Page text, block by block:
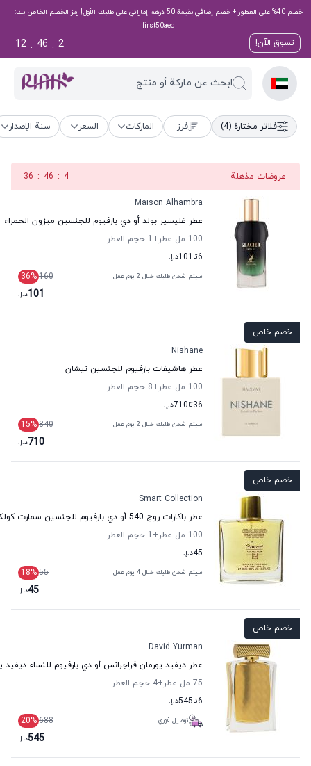
خصم 40% على العطور + خصم إضافي بقيمة 50 درهم إماراتي على طلبك الأول! رمز الخصم الخاص بك:
first50aed
تسوق الآن! 1
:
46
:
12
ابحث عن ماركة أو منتج
فلاتر مختارة (4) فرز الماركات السعر سنة الإصدار
عروضات مذهلة 3
:
46
:
36
Maison Alhambra
عطر غليسير بولد أو دي بارفيوم للجنسين ميزون الحمراء
100 مل عطر
+1
حجم العطر
6تا 101د.إ.
سيتم شحن طلبك خلال 2 يوم عمل 160
36%
101د.إ.
خصم خاص
Nishane
عطر هاشيفات بارفيوم للجنسين نيشان
100 مل عطر
+8
حجم العطر
36تا710د.إ.
سيتم شحن طلبك خلال 2 يوم عمل 840
15%
710د.إ.
خصم خاص
Smart Collection
عطر باكارات روج 540 أو دي بارفيوم للجنسين سمارت كولكشن
100 مل عطر
+1
حجم العطر
45د.إ.
سيتم شحن طلبك خلال 4 يوم عمل 55
18%
45د.إ.
خصم خاص
David Yurman
عطر ديفيد يورمان فراجرانس أو دي بارفيوم للنساء ديفيد
75 مل عطر
+4
حجم العطر
6تا545د.إ.
توصيل فوري 688
20%
545د.إ.